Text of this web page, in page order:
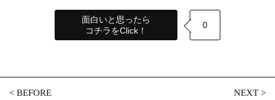
面白いと思ったら
コチラをClick！
0
<BEFORE NEXT>